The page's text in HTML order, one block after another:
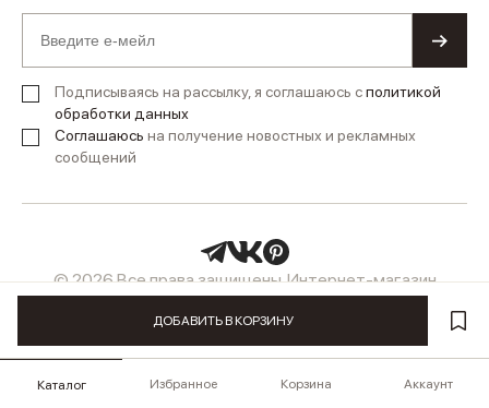
Каталог Избранное Корзина Аккаунт
ДОБАВИТЬ В КОРЗИНУ
Подписываясь на рассылку, я соглашаюсь сполитикой
обработки данных
Соглашаюсь на получение новостных и рекламных
сообщений
© 2026 Все права защищены. Интернет-магазин
женской одежды LUSIO